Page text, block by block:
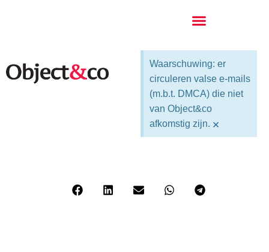
Waarschuwing: er
circuleren valse e-mails
(m.b.t. DMCA) die niet
van Object&co
afkomstig zijn. ×